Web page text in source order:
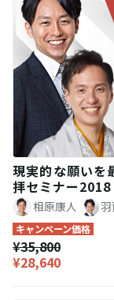
現実的な願いを
拝セミナー2018
相原康人
キャンペーン価格
¥35,800
¥28,640